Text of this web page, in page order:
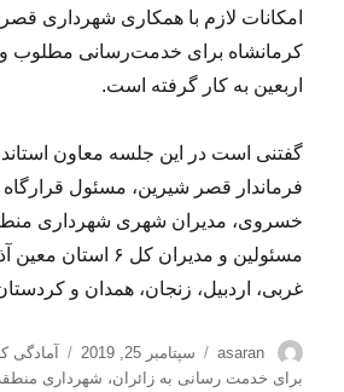
امکانات لازم با همکاری شهرداری
کرمانشاه برای خدمت‌رسانی مطلوب و
اربعین به کار گرفته است.
گفتنی است در این جلسه معاون
فرماندار قصر شیرین، مسئول قرارگاه
مسئولین و مدیران کل
غربی، اردبیل، زنجان، همدان و
نویسنده
asaran
ارسال
شده
سپتامبر 25, 2019
برای خدمت رسانی به زائران، شهرداری